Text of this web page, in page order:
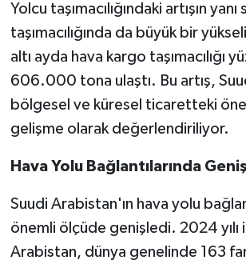
Yolcu taşımacılığındaki artışın
taşımacılığında da büyük bir
altı ayda hava kargo taşımacılığı
606.000 tona ulaştı. Bu artış,
bölgesel ve küresel ticaretteki
gelişme olarak değerlendiriliyor.
Hava Yolu Bağlantılarında
Suudi Arabistan'ın hava yolu
önemli ölçüde genişledi. 2024 yılı
Arabistan, dünya genelinde 163